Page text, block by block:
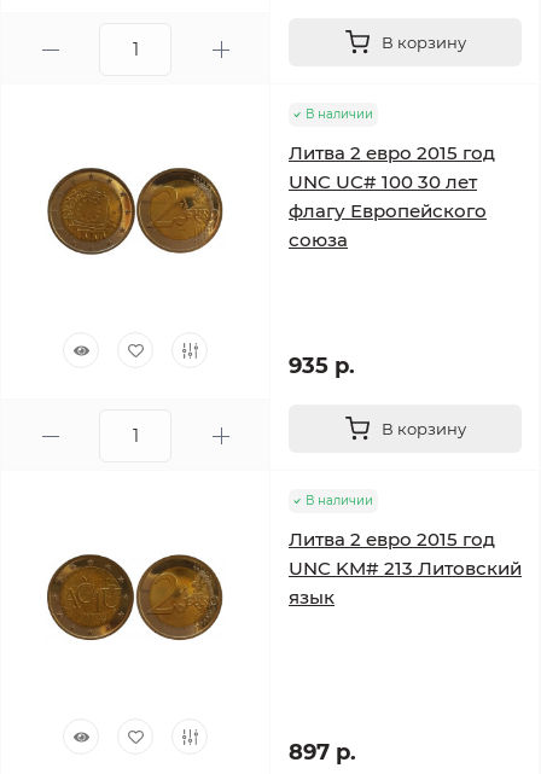
В корзину
В наличии
Литва 2 евро 2015 год
UNC UC# 100 30 лет
флагу Европейского
союза
935 р.
В корзину
В наличии
Литва 2 евро 2015 год
UNC KM# 213 Литовский
язык
897 р.